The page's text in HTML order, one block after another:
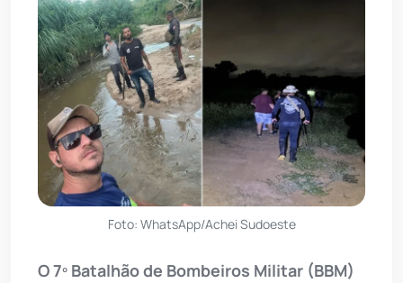
Foto: WhatsApp/Achei Sudoeste
O 7º Batalhão de Bombeiros Militar (BBM)